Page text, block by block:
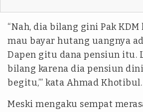
“Nah, dia bilang gini Pak KDM
mau bayar hutang uangnya
Dapen gitu dana pensiun itu.
bilang karena dia pensiun
begitu,’” kata Ahmad Khotibul.
Meski mengaku sempat